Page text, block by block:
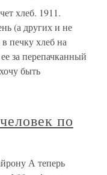
хлеб. 1911.
(а других и не
печку хлеб на
за перепачканный
быть
по
А теперь